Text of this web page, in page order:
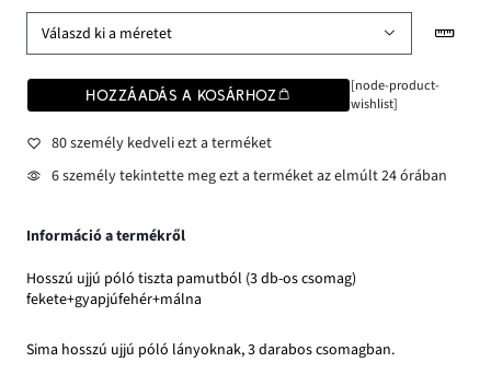
Válaszd ki a méretet
HOZZÁADÁS A KOSÁRHOZ
[node-product-
wishlist]
80 személy kedveli ezt a terméket
6 személy tekintette meg ezt a terméket az elmúlt 24 órában
Információ a termékről
Hosszú ujjú póló tiszta pamutból (3 db-os csomag)
fekete+gyapjúfehér+málna
Sima hosszú ujjú póló lányoknak, 3 darabos csomagban.